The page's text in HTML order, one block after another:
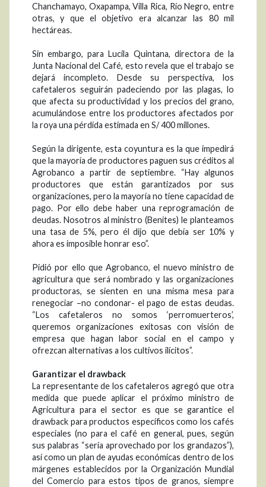
Chanchamayo, Oxapampa, Villa Rica, Río Negro, entre
otras, y que el objetivo era alcanzar las 80 mil
hectáreas.
Sin embargo, para Lucila Quintana, directora de la
Junta Nacional del Café, esto revela que el trabajo se
dejará incompleto. Desde su perspectiva, los
cafetaleros seguirán padeciendo por las plagas, lo
que afecta su productividad y los precios del grano,
acumulándose entre los productores afectados por
la roya una pérdida estimada en S/ 400 millones.
Según la dirigente, esta coyuntura es la que impedirá
que la mayoría de productores paguen sus créditos al
Agrobanco a partir de septiembre. “Hay algunos
productores que están garantizados por sus
organizaciones, pero la mayoría no tiene capacidad de
pago. Por ello debe haber una reprogramación de
deudas. Nosotros al ministro (Benites) le planteamos
una tasa de 5%, pero él dijo que debía ser 10% y
ahora es imposible honrar eso”.
Pidió por ello que Agrobanco, el nuevo ministro de
agricultura que será nombrado y las organizaciones
productoras, se sienten en una misma mesa para
renegociar –no condonar- el pago de estas deudas.
“Los cafetaleros no somos ‘perromuerteros’,
queremos organizaciones exitosas con visión de
empresa que hagan labor social en el campo y
ofrezcan alternativas a los cultivos ilícitos”.
Garantizar el drawback
La representante de los cafetaleros agregó que otra
medida que puede aplicar el próximo ministro de
Agricultura para el sector es que se garantice el
drawback para productos específicos como los cafés
especiales (no para el café en general, pues, según
sus palabras “sería aprovechado por los grandazos”),
así como un plan de ayudas económicas dentro de los
márgenes establecidos por la Organización Mundial
del Comercio para estos tipos de granos, siempre